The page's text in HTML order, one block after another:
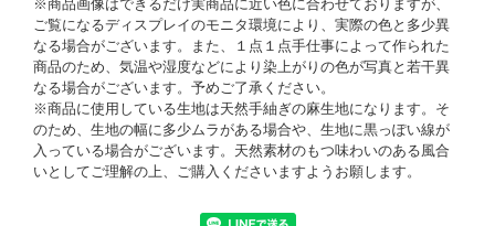
※商品画像はできるだけ実商品に近い色に合わせておりますが、
ご覧になるディスプレイのモニタ環境により、実際の色と多少異
なる場合がございます。また、１点１点手仕事によって作られた
商品のため、気温や湿度などにより染上がりの色が写真と若干異
なる場合がございます。予めご了承ください。
※商品に使用している生地は天然手紬ぎの麻生地になります。そ
のため、生地の幅に多少ムラがある場合や、生地に黒っぽい線が
入っている場合がございます。天然素材のもつ味わいのある風合
いとしてご理解の上、ご購入くださいますようお願します。